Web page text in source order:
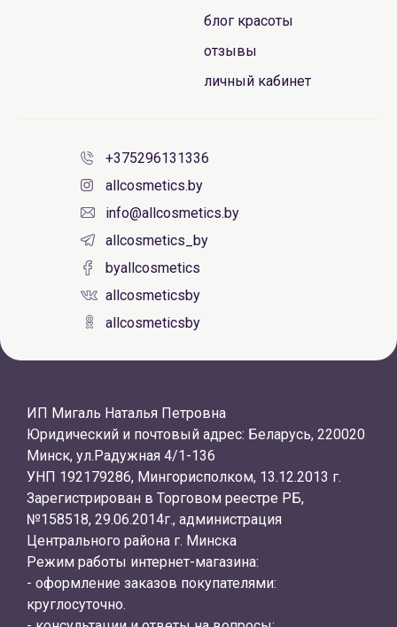
блог красоты
отзывы
личный кабинет
+375296131336
allcosmetics.by
info@allcosmetics.by
allcosmetics_by
byallcosmetics
allcosmeticsby
allcosmeticsby
ИП Мигаль Наталья Петровна
Юридический и почтовый адрес: Беларусь, 220020
Минск, ул.Радужная 4/1-136
УНП 192179286, Мингорисполком, 13.12.2013 г.
Зарегистрирован в Торговом реестре РБ,
№158518, 29.06.2014г., администрация
Центрального района г. Минска
Режим работы интернет-магазина:
- оформление заказов покупателями:
круглосуточно.